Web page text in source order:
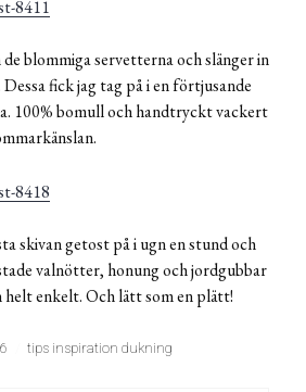
blommiga servetterna och slänger in
Dessa fick jag tag på i en förtjusande
100% bomull och handtryckt vackert
skivan getost på i ugn en stund och
valnötter, honung och jordgubbar
helt enkelt. Och lätt som en plätt!
tips inspiration dukning